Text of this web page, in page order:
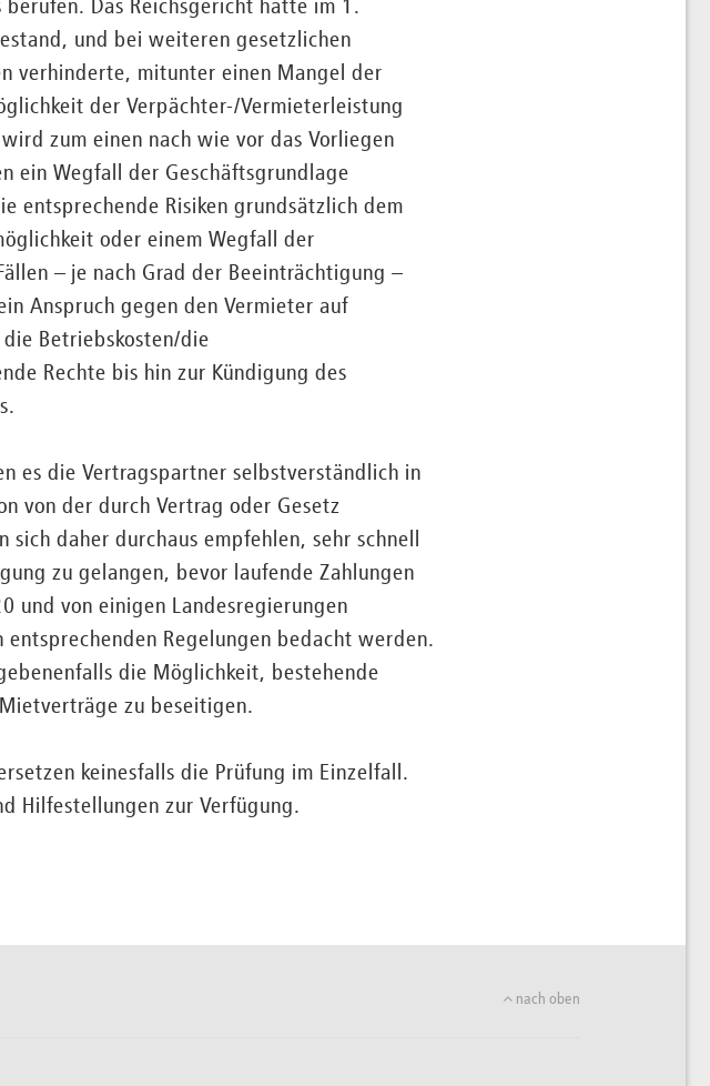
Das Reichsgericht hatte im 1.
und bei weiteren gesetzlichen
verhinderte, mitunter einen Mangel der
der Verpächter-/Vermieterleistung
zum einen nach wie vor das Vorliegen
ein Wegfall der Geschäftsgrundlage
entsprechende Risiken grundsätzlich dem
oder einem Wegfall der
– je nach Grad der Beeinträchtigung –
Anspruch gegen den Vermieter auf
Betriebskosten/die
Rechte bis hin zur Kündigung des
es die Vertragspartner selbstverständlich in
von der durch Vertrag oder Gesetz
daher durchaus empfehlen, sehr schnell
zu gelangen, bevor laufende Zahlungen
und von einigen Landesregierungen
Regelungen bedacht werden.
die Möglichkeit, bestehende
zu beseitigen.
keinesfalls die Prüfung im Einzelfall.
Hilfestellungen zur Verfügung.
nach oben